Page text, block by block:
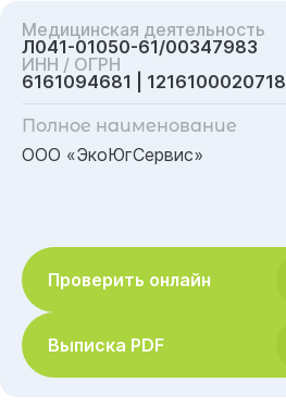
Медицинская деятельность
Л041-01050-61/00347983
ИНН / ОГРН
6161094681 | 1216100020718
Полное наименование
ООО «ЭкоЮгСервис»
Проверить онлайн
Выписка PDF